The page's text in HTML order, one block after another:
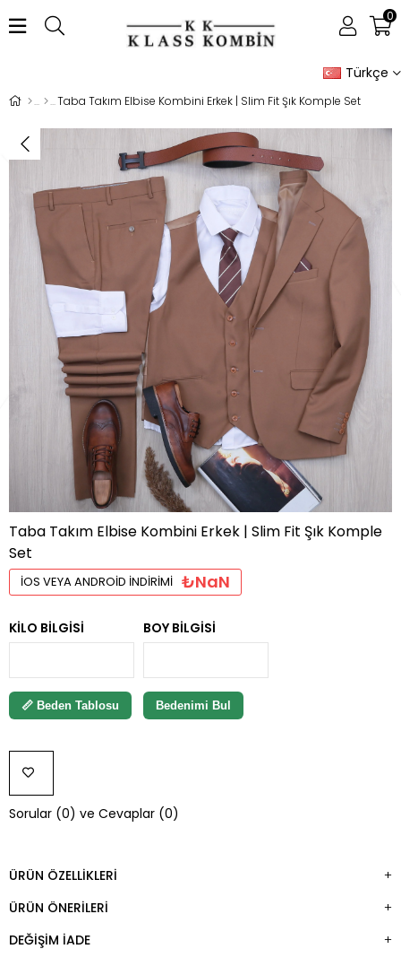
Türkçe
0
Taba Takım Elbise Kombini Erkek | Slim Fit Şık Komple Set
Taba Takım Elbise Kombini Erkek | Slim Fit Şık Komple
Set
İOS VEYA ANDROID İNDIRIMI ₺NaN
KILO BILGISI BOY BILGISI
📏 Beden Tablosu Bedenimi Bul
FAVORILERE
EKLE
Sorular (0) ve Cevaplar (0)
ÜRÜN ÖZELLIKLERI
ÜRÜN ÖNERILERI
DEĞIŞIM İADE